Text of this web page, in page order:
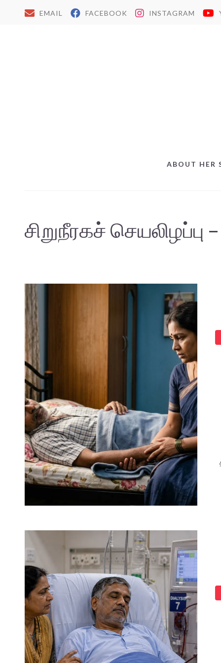
EMAIL FACEBOOK INSTAGRAM
ABOUT HER
சிறுநீரகச்